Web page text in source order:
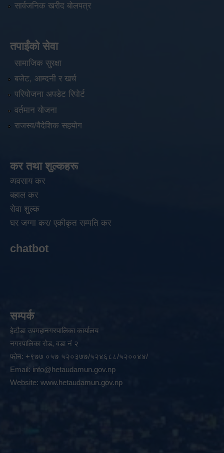
सार्वजनिक खरीद बोलपत्र
तपाईंको सेवा
सामाजिक सुरक्षा
बजेट, आम्दनी र खर्च
परियोजना अपडेट रिपोर्ट
वर्तमान योजना
राजस्व/वैदेशिक सहयोग
कर तथा शुल्कहरू
व्यवसाय कर
बहाल कर
सेवा शुल्क
घर जग्गा कर/ एकीकृत सम्पति कर
chatbot
सम्पर्क
हेटौडा उपमहानगरपालिका कार्यालय
नगरपालिका रोड, वडा नं २
फोन: +९७७ ०५७ ५२०३७७/५२४६८८/५२००४४/
Email: info@hetaudamun.gov.np
Website: www.hetaudamun.gov.np